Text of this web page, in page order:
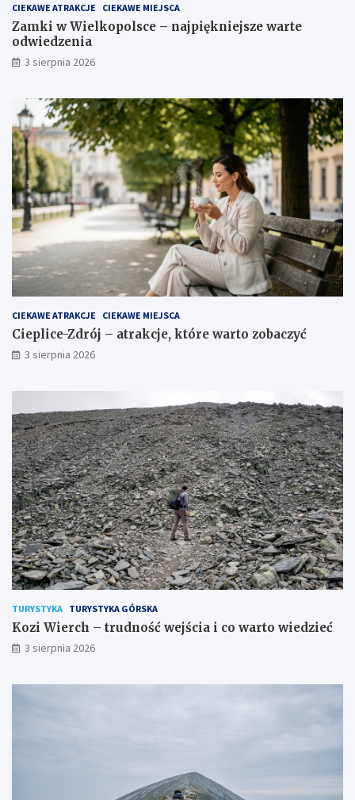
CIEKAWE ATRAKCJE CIEKAWE MIEJSCA
Zamki w Wielkopolsce – najpiękniejsze warte
odwiedzenia
3 sierpnia 2026
CIEKAWE ATRAKCJE CIEKAWE MIEJSCA
Cieplice-Zdrój – atrakcje, które warto zobaczyć
3 sierpnia 2026
TURYSTYKA TURYSTYKA GÓRSKA
Kozi Wierch – trudność wejścia i co warto wiedzieć
3 sierpnia 2026